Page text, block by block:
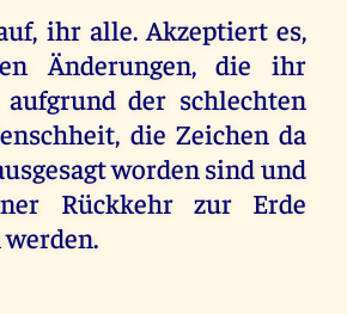
ihr alle. Akzeptiert es,
Änderungen, die ihr
aufgrund der schlechten
die Zeichen da
worden sind und
Rückkehr zur Erde